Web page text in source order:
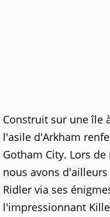
Construit sur une île
l'asile d'Arkham
Gotham City. Lors
nous avons
Ridler via ses
l'impressionnant